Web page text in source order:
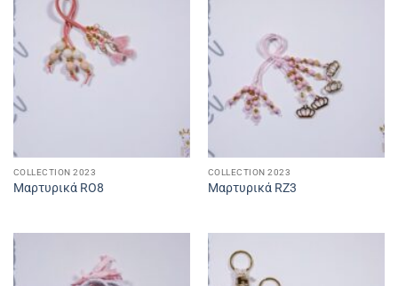
COLLECTION 2023
Μαρτυρικά RO8
COLLECTION 2023
Μαρτυρικά RZ3